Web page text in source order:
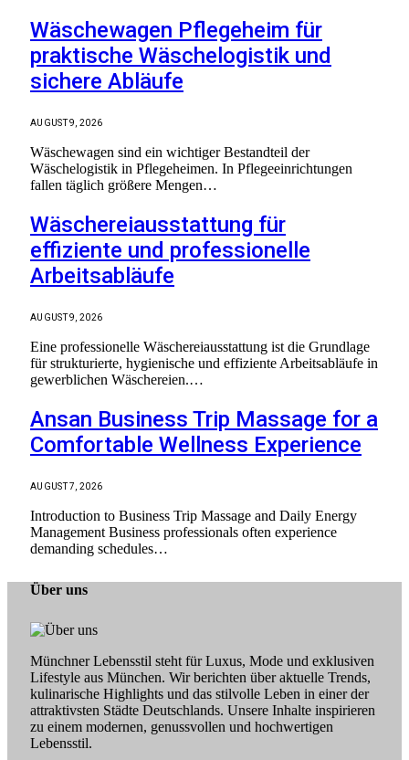
Wäschewagen Pflegeheim für
praktische Wäschelogistik und
sichere Abläufe
AUGUST 9, 2026
Wäschewagen sind ein wichtiger Bestandteil der
Wäschelogistik in Pflegeheimen. In Pflegeeinrichtungen
fallen täglich größere Mengen…
Wäschereiausstattung für
effiziente und professionelle
Arbeitsabläufe
AUGUST 9, 2026
Eine professionelle Wäschereiausstattung ist die Grundlage
für strukturierte, hygienische und effiziente Arbeitsabläufe in
gewerblichen Wäschereien.…
Ansan Business Trip Massage for a
Comfortable Wellness Experience
AUGUST 7, 2026
Introduction to Business Trip Massage and Daily Energy
Management Business professionals often experience
demanding schedules…
Über uns
Münchner Lebensstil steht für Luxus, Mode und exklusiven
Lifestyle aus München. Wir berichten über aktuelle Trends,
kulinarische Highlights und das stilvolle Leben in einer der
attraktivsten Städte Deutschlands. Unsere Inhalte inspirieren
zu einem modernen, genussvollen und hochwertigen
Lebensstil.